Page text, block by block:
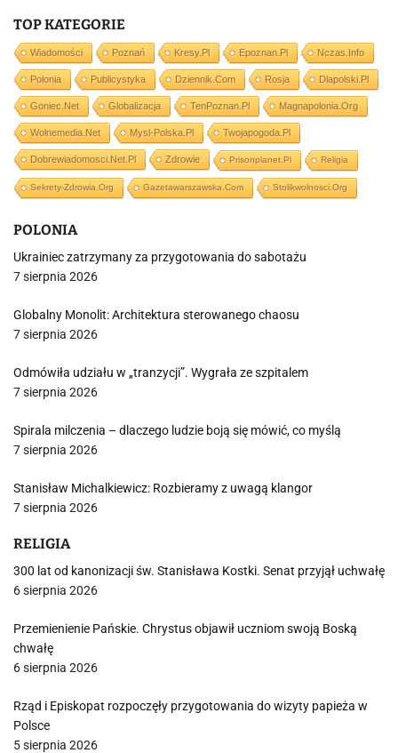
TOP KATEGORIE
Wiadomości Poznań Kresy.pl Epoznan.pl Nczas.info
Polonia Publicystyka Dziennik.com Rosja Dlapolski.pl
Goniec.net Globalizacja TenPoznan.pl Magnapolonia.org
Wolnemedia.net Mysl-Polska.pl Twojapogoda.pl
Dobrewiadomosci.net.pl Zdrowie Prisonplanet.pl Religia
Sekrety-Zdrowia.org Gazetawarszawska.com Stolikwolnosci.org
POLONIA
Ukrainiec zatrzymany za przygotowania do sabotażu
7 sierpnia 2026
Globalny Monolit: Architektura sterowanego chaosu
7 sierpnia 2026
Odmówiła udziału w „tranzycji”. Wygrała ze szpitalem
7 sierpnia 2026
Spirala milczenia – dlaczego ludzie boją się mówić, co myślą
7 sierpnia 2026
Stanisław Michalkiewicz: Rozbieramy z uwagą klangor
7 sierpnia 2026
RELIGIA
300 lat od kanonizacji św. Stanisława Kostki. Senat przyjął uchwałę
6 sierpnia 2026
Przemienienie Pańskie. Chrystus objawił uczniom swoją Boską
chwałę
6 sierpnia 2026
Rząd i Episkopat rozpoczęły przygotowania do wizyty papieża w
Polsce
5 sierpnia 2026